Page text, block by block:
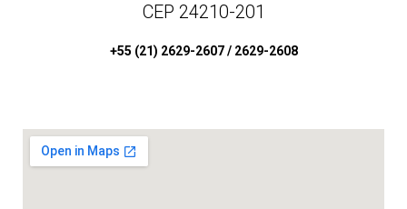
CEP 24210-201
+55 (21) 2629-2607 / 2629-2608